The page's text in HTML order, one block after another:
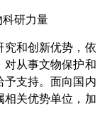
科研力量
和创新优势，依
从事文物保护和
支持。面向国内
关优势单位，加